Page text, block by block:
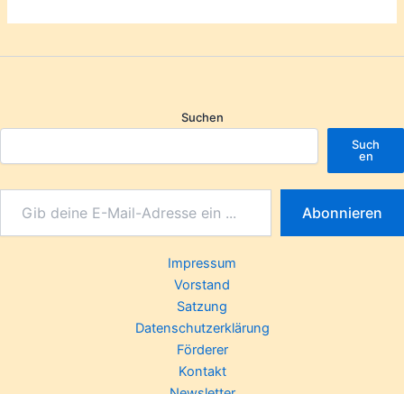
Suchen
Such
en
Abonnieren
Impressum
Vorstand
Satzung
Datenschutzerklärung
Förderer
Kontakt